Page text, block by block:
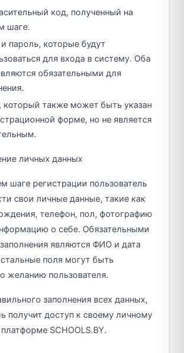
код, полученный на
шаге.
пароль, которые будут
для входа в систему. Оба
обязательными для
который также может быть указан
форме, но не является
личных данных
шаге регистрации пользователь
свои личные данные, такие как
телефон, пол, фотографию
о себе. Обязательными
являются ФИО и дата
поля могут быть
желанию пользователя.
заполнения всех данных,
получит доступ к своему личному
SCHOOLS.BY.